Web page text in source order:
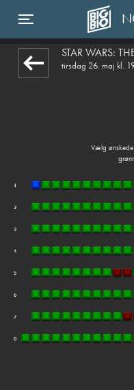
Toggle navigation
STAR WARS:
tirsdag 26. maj kl.
Vælg